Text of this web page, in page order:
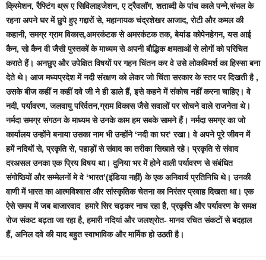
क्रिमेशन, रैफ्टिंग थ्रू ए सिविलाइजेशन, ए ट्रैवलॉग, शताब्‍दी के पांच काले पन्‍ने,संभल के
रहना अपने घर में छुपे हुए गद्दारों से, महानायक चंद्रशेखर आजाद, रोटी और कमल की
कहानी, समग्र ग्राम विकास,अमरकंटक से अमरकंटक तक, बेयांड कोपेनहेगन, यस आई
कैन, सो कैन वी जैसी पुस्तकों के माध्यम से अपनी बौद्धिक क्षमताओं से लोगों को परिचित
कराते हैं। अनछुए और उपेक्षित विषयों पर गहन चिंतन कर वे उसे लोकविमर्श का हिस्सा बना
देते थे। आज मध्यप्रदेश में नदी संरक्षण को लेकर जो चिंता सरकार के स्तर पर दिखती है ,
उसके बीज कहीं न कहीं दवे जी ने ही डाले हैं, इसे कहने में संकोच नहीं करना चाहिए। वे
नदी, पर्यावरण, जलवायु परिर्वतन,ग्राम विकास जैसे सवालों पर सोचने वाले राजनेता थे।
नर्मदा समग्र संगठन के माध्यम से उनके काम हम सबके सामने हैं। नर्मदा समग्र का जो
कार्यालय उन्होंने बनाया उसका नाम भी उन्होंने ‘नदी का घर’ रखा। वे अपने पूरे जीवन में
हमें नदियों से, प्रकृति से, पहाड़ों से संवाद का तरीका सिखाते रहे। प्रकृति से संवाद
दरअसल उनका एक प्रिय विषय था। दुनिया भर में होने वाली पर्यावरण से संबंधित
संगोष्ठियों और सम्मेलनों मे वे ‘भारत’(इंडिया नहीं) के एक अनिवार्य प्रतिनिधि थे। उनकी
वाणी में भारत का आत्मविश्वास और सांस्कृतिक चेतना का निरंतर प्रवाह दिखता था। एक
ऐसे समय में जब बाजारवाद हमारे सिर चढ़कर नाच रहा है, प्रकृत्ति और पर्यावरण के समक्ष
रोज संकट बढ़ता जा रहा है, हमारी नदियां और जलश्रोत- मानव रचित संकटों से बदहाल
हैं, अनिल दवे की याद बहुत स्वाभाविक और मार्मिक हो उठती है।